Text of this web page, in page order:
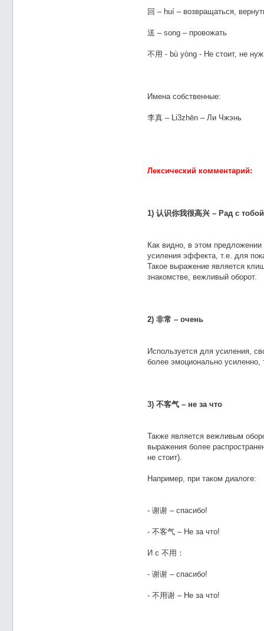
回 – huí – возвращаться,
送 – song – провожать
不用 - bù yòng - Не стоит, не
Имена собственные:
李真 – Li3zhēn – Ли Чжэнь
Лексический комментарий:
1) 认识你我很高兴 – Рад с
Как видно, в этом
усиления эффекта, т.е. для
Такое выражение является
знакомстве, вежливый оборот.
2) 非常 – очень
Используется для усиления,
более эмоционально
3) 不客气 – не за что
Также является вежливым
выражения более
не стоит).
Например, при таком диалоге:
- 谢谢 – спасибо!
- 不客气 – Не за что!
И с 不用：
- 谢谢 – спасибо!
- 不用谢 – Не за что!